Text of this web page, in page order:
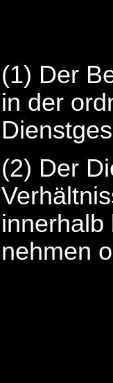
(1) Der
in der
(2) Der
innerhalb
nehmen